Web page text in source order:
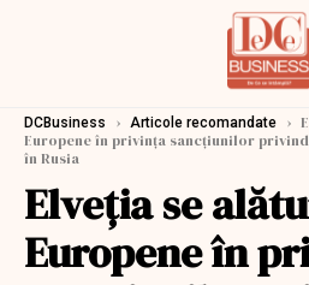
DCBusiness › Articole recomandate ›
Europene în privința sancțiunilor
în Rusia
Elveția se
Europene în